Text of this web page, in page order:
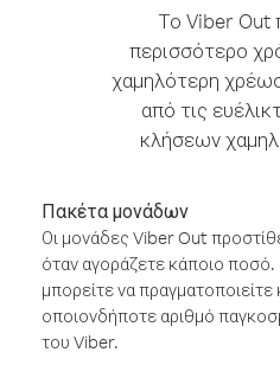
Το Viber Out
περισσότερο
χαμηλότερη
από τις
κλήσεων
Πακέτα μονάδων
Οι μονάδες Viber Out
όταν αγοράζετε κάποιο
μπορείτε να
οποιονδήποτε αριθμό
του Viber.